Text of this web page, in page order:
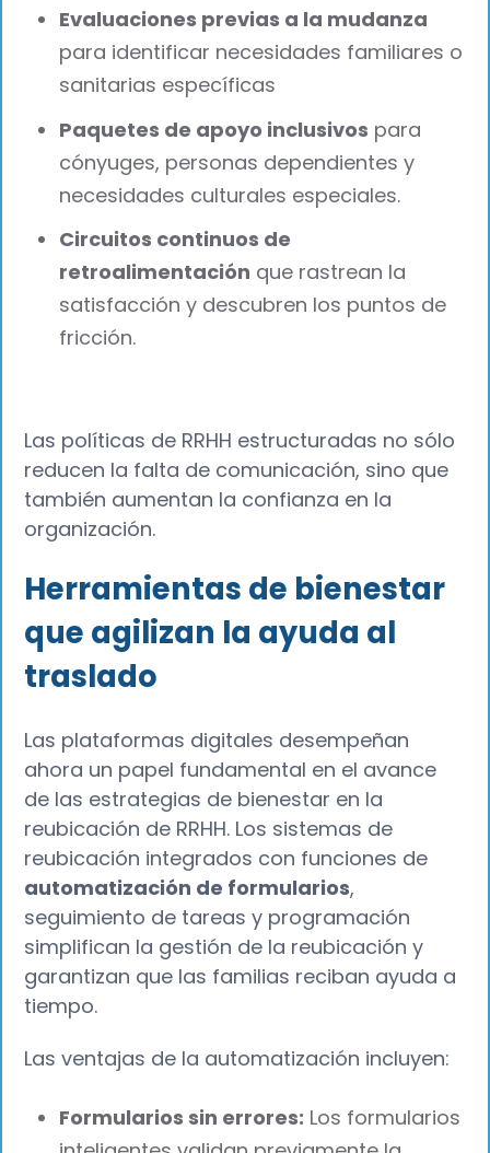
Evaluaciones previas a la mudanza
para identificar necesidades familiares o
sanitarias específicas
Paquetes de apoyo inclusivos para
cónyuges, personas dependientes y
necesidades culturales especiales.
Circuitos continuos de
retroalimentación que rastrean la
satisfacción y descubren los puntos de
fricción.
Las políticas de RRHH estructuradas no sólo
reducen la falta de comunicación, sino que
también aumentan la confianza en la
organización.
Herramientas de bienestar
que agilizan la ayuda al
traslado
Las plataformas digitales desempeñan
ahora un papel fundamental en el avance
de las estrategias de bienestar en la
reubicación de RRHH. Los sistemas de
reubicación integrados con funciones de
automatización de formularios,
seguimiento de tareas y programación
simplifican la gestión de la reubicación y
garantizan que las familias reciban ayuda a
tiempo.
Las ventajas de la automatización incluyen:
Formularios sin errores: Los formularios